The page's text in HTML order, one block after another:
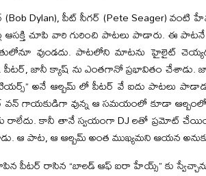
(Bob Dylan), పీట్ సీగర్ (Pete Seager)
చూపి వారి గురించి పాటలు పాడారు. ఈ
వుండదు. పాటలోని మాటను హైలైట్
పీటర్, జానీ క్యాష్ ను ఎంతగానో ప్రభావితం
టియర్స్” అనే ఆల్బమ్ లో పీటర్ వే ఐదు పాటలు
వన్ గాయకుడిగా వున్న ఆ సమయంలో కూడా
రాలేదు. కానీ తానే స్వయంగా DJ లతో ప్రమోట్
ఆ పాట, ఆ ఆల్బమ్ అంత ముఖ్యమని ఆయన
పీటర్ రాసిన “బాలడ్ ఆఫ్ ఐరా హేయ్స్” కు